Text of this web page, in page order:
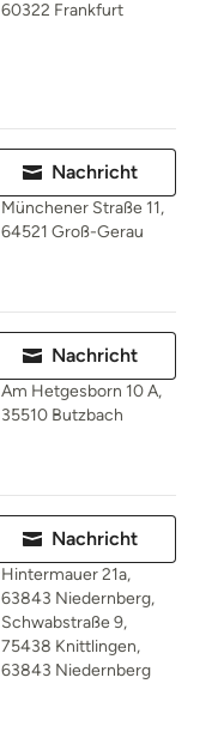
60322 Frankfurt
Nachricht
Münchener Straße 11,
64521 Groß-Gerau
Nachricht
Am Hetgesborn 10 A,
35510 Butzbach
Nachricht
Hintermauer 21a,
63843 Niedernberg,
Schwabstraße 9,
75438 Knittlingen,
63843 Niedernberg